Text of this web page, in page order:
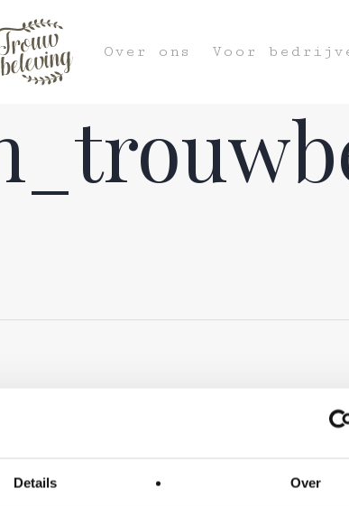
Details Over
Over ons Voor